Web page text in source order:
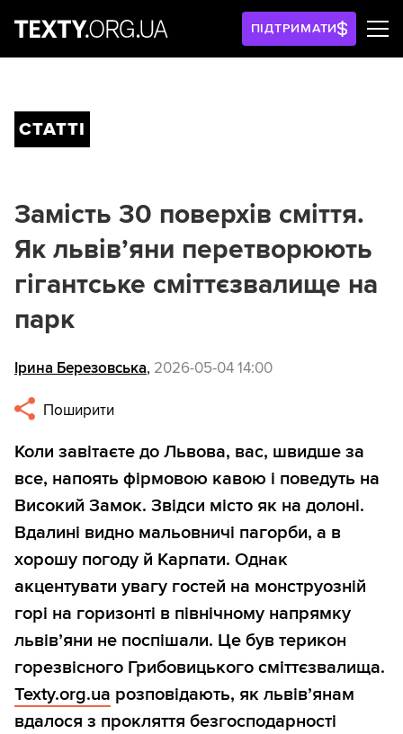
ПІДТРИМАТИ
СТАТТІ
Замість 30 поверхів сміття.
Як львів’яни перетворюють
гігантське сміттєзвалище на
парк
Ірина Березовська, 2026-05-04 14:00
Поширити
Коли завітаєте до Львова, вас, швидше за
все, напоять фірмовою кавою і поведуть на
Високий Замок. Звідси місто як на долоні.
Вдалині видно мальовничі пагорби, а в
хорошу погоду й Карпати. Однак
акцентувати увагу гостей на монструозній
горі на горизонті в північному напрямку
львів’яни не поспішали. Це був терикон
горезвісного Грибовицького сміттєзвалища.
Texty.org.ua розповідають, як львів’янам
вдалося з прокляття безгосподарності